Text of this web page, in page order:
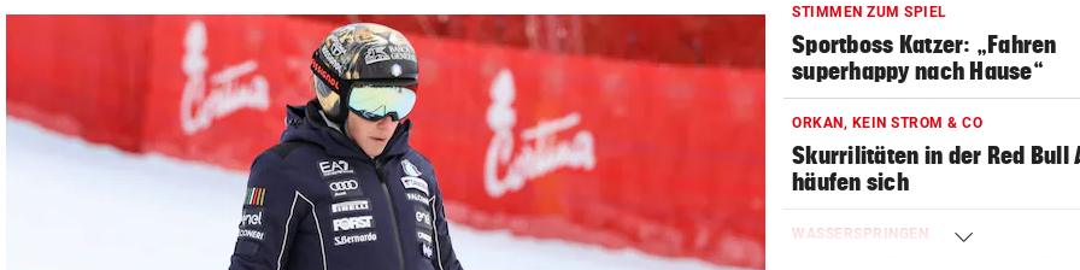
© Krone Multimedia GmbH & Co KG 2026
Muthgasse 2, 1190 Wien
STIMMEN ZUM SPIEL
Sportboss Katzer: „Fahren
superhappy nach Hause“
ORKAN, KEIN STROM & CO
Skurrilitäten in der Red Bull
häufen sich
WASSERSPRINGEN